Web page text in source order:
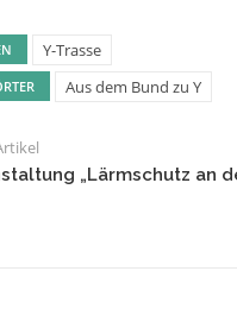
Y-Trasse
Aus dem Bund zu Y
„Lärmschutz an